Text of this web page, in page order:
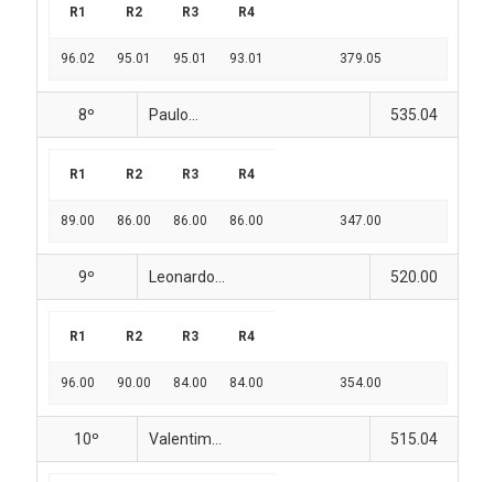
R1 R2 R3 R4
96.02 95.01 95.01 93.01 379.05
8º Paulo... 535.04
R1 R2 R3 R4
89.00 86.00 86.00 86.00 347.00
9º Leonardo... 520.00
R1 R2 R3 R4
96.00 90.00 84.00 84.00 354.00
10º Valentim... 515.04